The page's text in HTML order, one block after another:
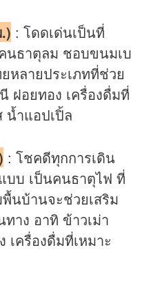
: โดดเด่นเป็นที่
นธาตุลม ชอบขนมเบ
หลายประเภทที่ช่วย
ฝอยทอง เครื่องดื่มที่
น้ำแอปเปิ้ล
: โชคดีทุกการเดิน
บ เป็นคนธาตุไฟ ที่
นบ้านจะช่วยเสริม
ทาง อาทิ ข้าวเม่า
เครื่องดื่มที่เหมาะ